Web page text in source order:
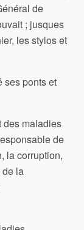
de
; jusques
les stylos et
ses ponts et
des maladies
de
la corruption,
de la